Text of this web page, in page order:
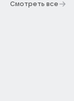
Смотреть все